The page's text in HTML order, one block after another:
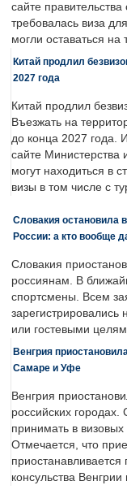
сайте
требовалась виза
могли оставаться
Китай продлил
2027 года
Китай продлил
Въезжать на
до конца 2027 года.
сайте Министерства
могут находиться в
визы в том числе с
Словакия остановила
России: а кто вообще
Словакия
россиянам. В
спортсмены. Всем
зарегистрировались
или гостевыми
Венгрия
Самаре и Уфе
Венгрия
российских
принимать в
Отмечается, что
консульства Венгрии